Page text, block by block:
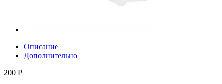
Описание
Дополнительно
200 Р